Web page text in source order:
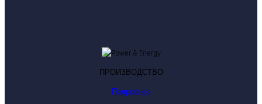
ПРОИЗВОДСТВО
Подробнее